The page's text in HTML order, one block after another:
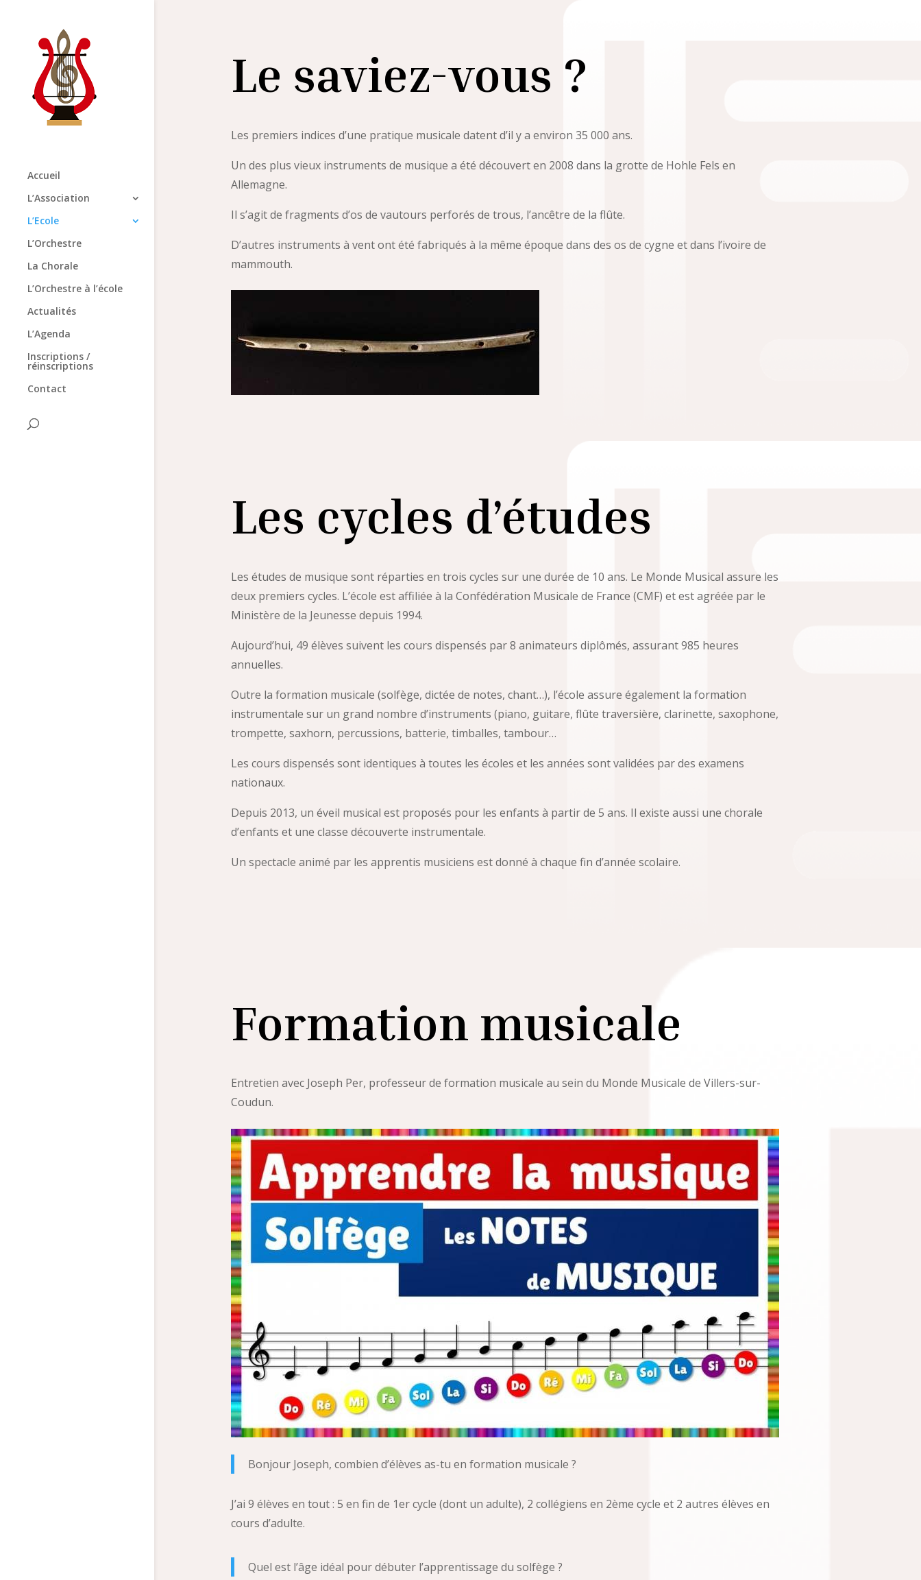
Accueil
L’Association
L’Ecole
L’Orchestre
La Chorale
L’Orchestre à l’école
Actualités
L’Agenda
Inscriptions /
réinscriptions
Contact
Le saviez-vous ?
Les premiers indices d’une pratique musicale datent d’il y a environ 35 000 ans.
Un des plus vieux instruments de musique a été découvert en 2008 dans la grotte de Hohle Fels en
Allemagne.
Il s’agit de fragments d’os de vautours perforés de trous, l’ancêtre de la flûte.
D’autres instruments à vent ont été fabriqués à la même époque dans des os de cygne et dans l’ivoire de
mammouth.
Les cycles d’études
Les études de musique sont réparties en trois cycles sur une durée de 10 ans. Le Monde Musical assure les
deux premiers cycles. L’école est affiliée à la Confédération Musicale de France (CMF) et est agréée par le
Ministère de la Jeunesse depuis 1994.
Aujourd’hui, 49 élèves suivent les cours dispensés par 8 animateurs diplômés, assurant 985 heures
annuelles.
Outre la formation musicale (solfège, dictée de notes, chant…), l’école assure également la formation
instrumentale sur un grand nombre d’instruments (piano, guitare, flûte traversière, clarinette, saxophone,
trompette, saxhorn, percussions, batterie, timballes, tambour…
Les cours dispensés sont identiques à toutes les écoles et les années sont validées par des examens
nationaux.
Depuis 2013, un éveil musical est proposés pour les enfants à partir de 5 ans. Il existe aussi une chorale
d’enfants et une classe découverte instrumentale.
Un spectacle animé par les apprentis musiciens est donné à chaque fin d’année scolaire.
Formation musicale
Entretien avec Joseph Per, professeur de formation musicale au sein du Monde Musicale de Villers-sur-
Coudun.
Bonjour Joseph, combien d’élèves as-tu en formation musicale ?
J’ai 9 élèves en tout : 5 en fin de 1er cycle (dont un adulte), 2 collégiens en 2ème cycle et 2 autres élèves en
cours d’adulte.
Quel est l’âge idéal pour débuter l’apprentissage du solfège ?